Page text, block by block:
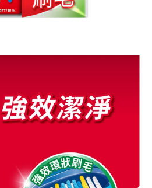
意申辦者引起之損失，本公司不負相關責
用他人資訊註冊。若發現惡意使用之情形，
該用戶之使用額度並採取法律行動。